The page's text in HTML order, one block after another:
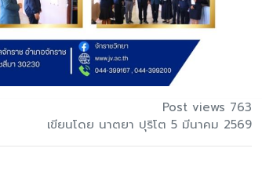
Post views 763
เขียนโดย นาตยา ปุริโต 5 มีนาคม 2569